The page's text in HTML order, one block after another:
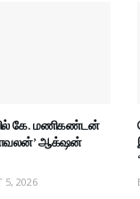
கே. மணிகண்டன்
ஆக்‌ஷன்
5, 2026